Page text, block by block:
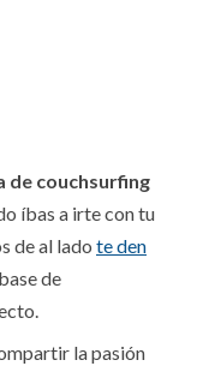
de couchsurfing
íbas a irte con tu
de al lado te den
de
la pasión